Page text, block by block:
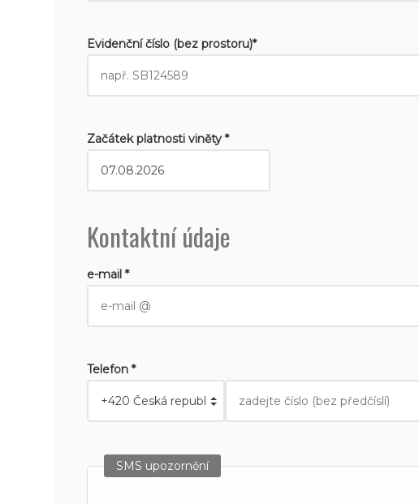
Evidenční číslo (bez prostoru)*
Začátek platnosti viněty *
Kontaktní údaje
e-mail *
Telefon *
SMS upozornění